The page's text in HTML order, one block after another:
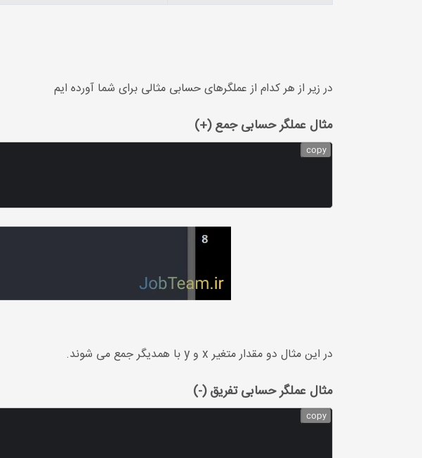
در زیر از هر کدام از عملگرهای حسابی مثالی برای شما آورده ایم
مثال عملگر حسابی جمع (+)
copy
در این مثال دو مقدار متغیر x و y با همدیگر جمع می شوند.
مثال عملگر حسابی تفریق (-)
copy